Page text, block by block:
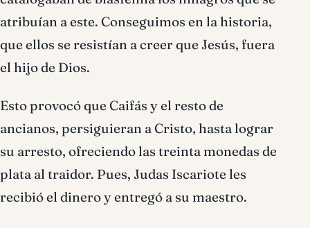
atribuían a este. Conseguimos en la historia,
que ellos se resistían a creer que Jesús, fuera
el hijo de Dios.
Esto provocó que Caifás y el resto de
ancianos, persiguieran a Cristo, hasta lograr
su arresto, ofreciendo las treinta monedas de
plata al traidor. Pues, Judas Iscariote les
recibió el dinero y entregó a su maestro.